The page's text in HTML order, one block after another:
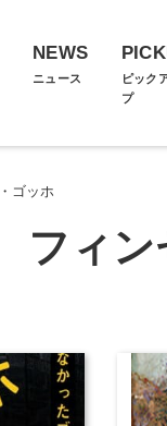
NEWS
ニュース
ピック
プ
ゴッホ
フィ